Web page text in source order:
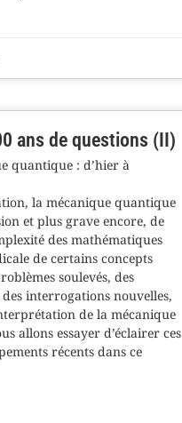
ans de questions (II)
quantique : d’hier à
la mécanique quantique
et plus grave encore, de
des mathématiques
de certains concepts
soulevés, des
interrogations nouvelles,
de la mécanique
allons essayer d’éclairer ces
récents dans ce